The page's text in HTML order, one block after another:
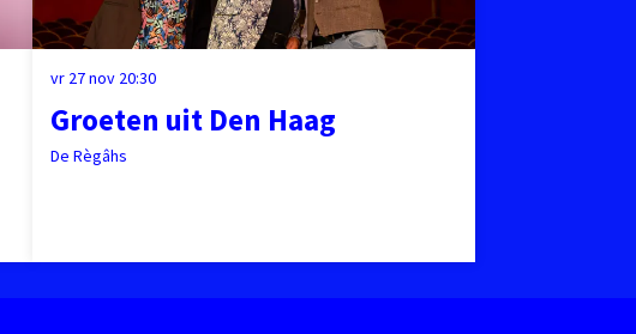
Groeten uit Den Haag
De Règâhs
vr 27 nov 20:30